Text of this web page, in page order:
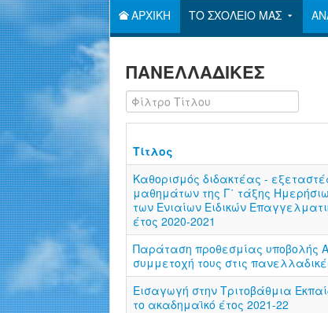
ΑΡΧΙΚΗ ΤΟ ΣΧΟΛΕΙΟ ΜΑΣ
ΠΑΝΕΛΛΑΔΙΚΕΣ
Φίλτρο Τίτλου
Τίτλος
Καθορισμός διδακτέας -
μαθημάτων της Γ΄ τάξης
των Ενιαίων Ειδικών
έτος 2020-2021
Παράταση προθεσμίας υποβολής
συμμετοχή τους στις
Εισαγωγή στην Τριτοβάθμια
το ακαδημαϊκό έτος 2021-22